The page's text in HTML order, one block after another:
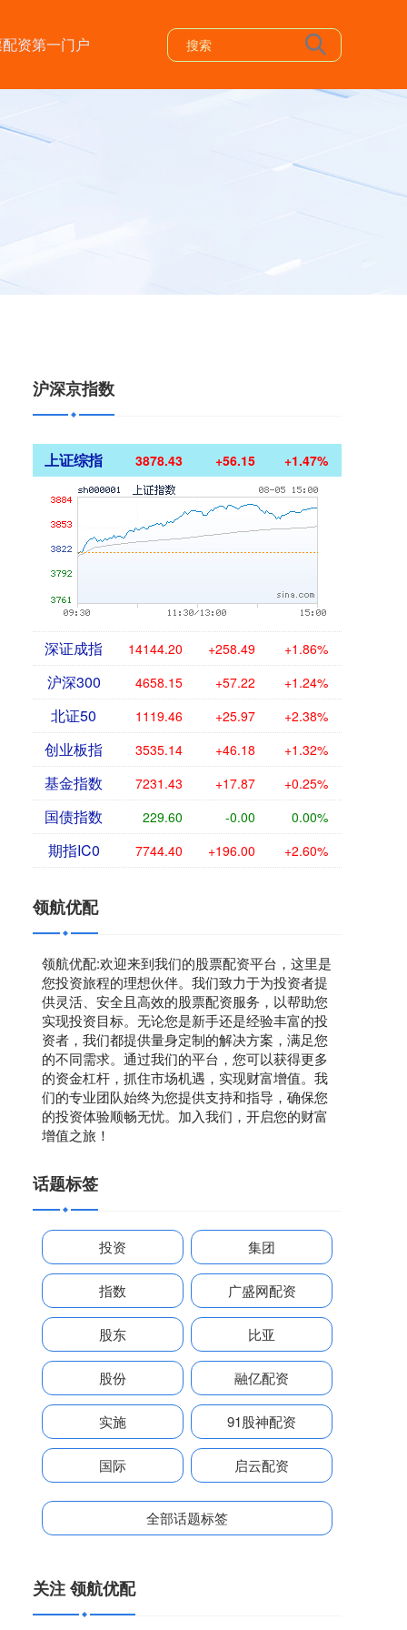
资第一门户
沪深京指数
上证综指 3878.43 +56.15 +1.47%
深证成指 14144.20 +258.49 +1.86%
沪深300 4658.15 +57.22 +1.24%
北证50 1119.46 +25.97 +2.38%
创业板指 3535.14 +46.18 +1.32%
基金指数 7231.43 +17.87 +0.25%
国债指数 229.60 -0.00 0.00%
期指IC0 7744.40 +196.00 +2.60%
领航优配
领航优配:欢迎来到我们的股票配资平台，这里是
您投资旅程的理想伙伴。我们致力于为投资者提
供灵活、安全且高效的股票配资服务，以帮助您
实现投资目标。无论您是新手还是经验丰富的投
资者，我们都提供量身定制的解决方案，满足您
的不同需求。通过我们的平台，您可以获得更多
的资金杠杆，抓住市场机遇，实现财富增值。我
们的专业团队始终为您提供支持和指导，确保您
的投资体验顺畅无忧。加入我们，开启您的财富
增值之旅！
话题标签
投资 集团
指数 广盛网配资
股东 比亚
股份 融亿配资
实施 91股神配资
国际 启云配资
全部话题标签
关注 领航优配